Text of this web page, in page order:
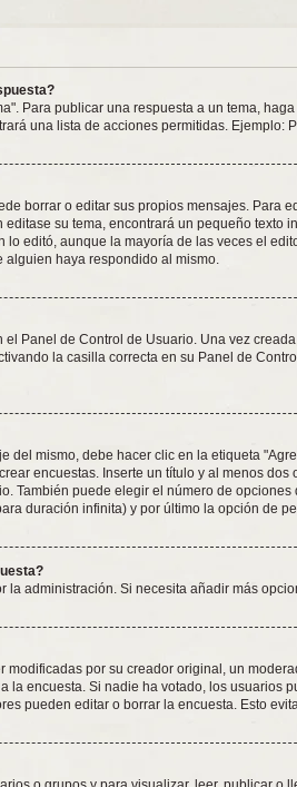
Para publicar una respuesta a un tema,
una lista de acciones permitidas. Ejemplo:
borrar o editar sus propios mensajes. Para
su tema, encontrará un pequeño texto
editó, aunque la mayoría de las veces el
alguien haya respondido al mismo.
Panel de Control de Usuario. Una vez
la casilla correcta en su Panel de
del mismo, debe hacer clic en la etiqueta
encuestas. Inserte un título y al menos
También puede elegir el número de
duración infinita) y por último la opción de
la administración. Si necesita añadir más
por su creador original, un
la encuesta. Si nadie ha votado, los usuarios
pueden editar o borrar la encuesta. Esto